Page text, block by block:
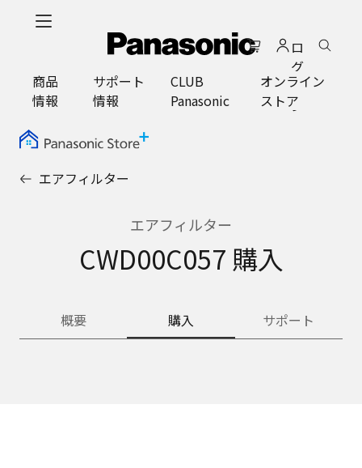
ロ
グ
イ
ン
商品
情報
サポート
情報
CLUB
Panasonic
オンライン
ストア
エアフィルター
エアフィルター
CWD00C057 購入
概要 購入 サポート